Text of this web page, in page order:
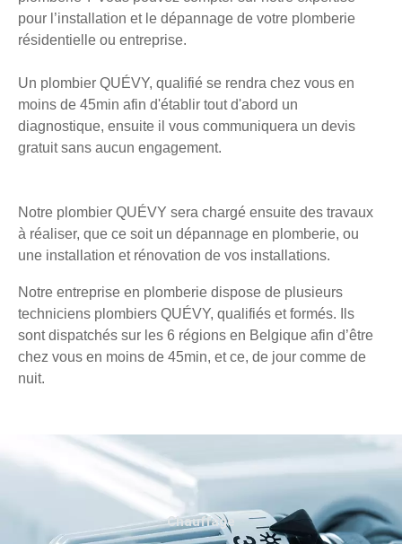
pour l’installation et le dépannage de votre plomberie
résidentielle ou entreprise.
Un plombier QUÉVY, qualifié se rendra chez vous en
moins de 45min afin d'établir tout d'abord un
diagnostique, ensuite il vous communiquera un devis
gratuit sans aucun engagement.
Notre plombier QUÉVY sera chargé ensuite des travaux
à réaliser, que ce soit un dépannage en plomberie, ou
une installation et rénovation de vos installations.
Notre entreprise en plomberie dispose de plusieurs
techniciens plombiers QUÉVY, qualifiés et formés. Ils
sont dispatchés sur les 6 régions en Belgique afin d’être
chez vous en moins de 45min, et ce, de jour comme de
nuit.
Chauffage